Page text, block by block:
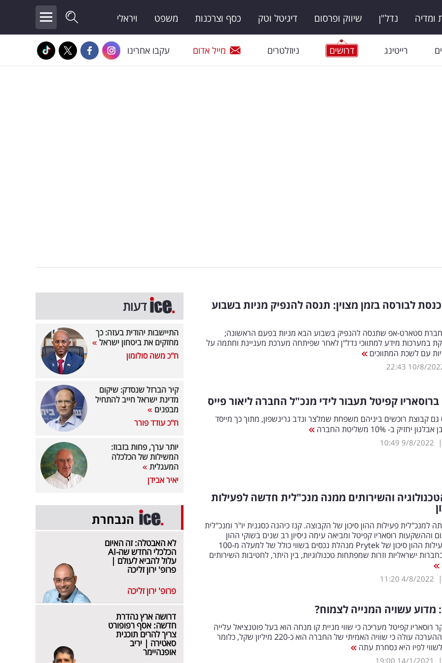
ומדיה נדל"ן שיווק ופרסום דיגיטל וטק כסף וצרכנות משפט ויראלי
רייטינג דרושים ניוזלטרים מייל אדום עקבו אחרינו
לבורסה בזמן מצוין: תנסה להנפיק מניות בשבוע
חברת סטארט-אפ שתנסה להנפיק בשבוע הבא מניות בפעם הראשונה;
במערכות מידע למתווכי נדל"ן לאחר שפיתחה מערכת מעניינת וחתמה על
עם לשכת המתווכים
10/8/
22:43
קפיטל תעבור לידי מנכ"ל החברה ליאור פייס
גם קבוצת רוכשים ביניהם משפחת שמלצר ונדב גרינשפון, מתוך כך מייסד
ב- 10% משליטת החברה
9/8/2022
10:49
והשירותים ממנה מנכ"לית חדשה לפעילות
למנכ"לית פעילות ההון סיכון של הקבוצה. קנז כיהנה כסגנית יו"ר ומנכ"לית
וההשקעות רוסאריו קפיטל ומביאה עימה ניסיון רב שנים בשוקי ההון
וההיי-טק; פעילות ההון סיכון של Prytek מנהלת נכסים בשווי כולל של למעלה מ-100
בחברות ישראליות וזרות שמפתחות טכנולוגיות, בין היתר, לחטיבות השירותים
4/8/2022
11:20
מדוע עשויה המנייה לצמוח?
קפיטל מעריכה כי שווי מניית קו מנחה הוא בעל פוטנציאל עלייה
של-55%. מההערכה עולה כי שוויה האמיתי של החברה הוא כ-220 מיליון שקל, כלומר
לפיו היא נסחרת עתה
14/1/2021
19:00
דעות
התיישבות יהודית בעזה: כך
מחזקים את ביטחון ישראל
ח"כ משה סולומון
קיר הברזל שנסדק: שיקום
מדינת ישראל חייב להתחיל
מבפנים
ח"כ עודד פורר
יותר ערך, פחות בזבוז:
המשילות של הכלכלה
המעגלית
יאיר אבידן
הנבחרת
לא האבטלה: זה האיום
הכלכלי החדש שה-AI
עלול להביא לעולם |
פרופ' ירון זליכה
פרופ' ירון זליכה
דרושה ארץ נהדרת
חדשה: אסף רפופורט
צריך להרים תוכנית
סאטירה | יריב
אופנהיימר